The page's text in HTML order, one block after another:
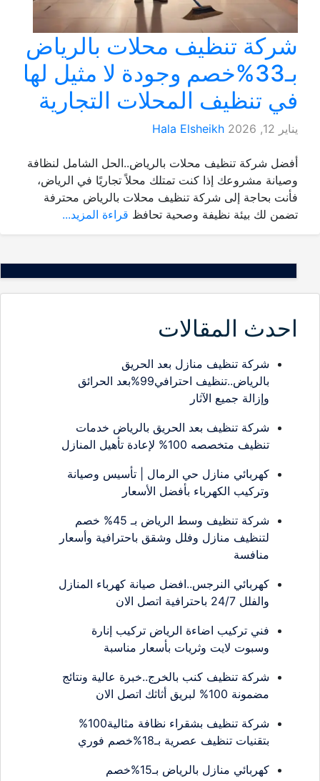
شركة تنظيف محلات بالرياض
بـ33%خصم وجودة لا مثيل لها
في تنظيف المحلات التجارية
يناير 12, 2026 Hala Elsheikh
أفضل شركة تنظيف محلات بالرياض..الحل الشامل لنظافة
وصيانة مشروعك إذا كنت تمتلك محلاً تجاريًا في الرياض،
فأنت بحاجة إلى شركة تنظيف محلات بالرياض محترفة
تضمن لك بيئة نظيفة وصحية تحافظ قراءة المزيد...
احدث المقالات
شركة تنظيف منازل بعد الحريق
بالرياض..تنظيف احترافي99%بعد الحرائق
وإزالة جميع الآثار
شركة تنظيف بعد الحريق بالرياض خدمات
تنظيف متخصصه 100% لإعادة تأهيل المنازل
كهربائي منازل حي الرمال | تأسيس وصيانة
وتركيب الكهرباء بأفضل الأسعار
شركة تنظيف وسط الرياض بـ 45% خصم
لتنظيف منازل وفلل وشقق باحترافية وأسعار
منافسة
كهربائي النرجس..افضل صيانة كهرباء المنازل
والفلل 24/7 باحترافية اتصل الان
فني تركيب اضاءة الرياض تركيب إنارة
وسبوت لايت وثريات بأسعار مناسبة
شركة تنظيف كنب بالخرج..خبرة عالية ونتائج
مضمونة 100% لبريق أثاثك اتصل الان
شركة تنظيف بشقراء نظافة مثالية100%
بتقنيات تنظيف عصرية بـ18%خصم فوري
كهربائي منازل بالرياض بـ15%خصم